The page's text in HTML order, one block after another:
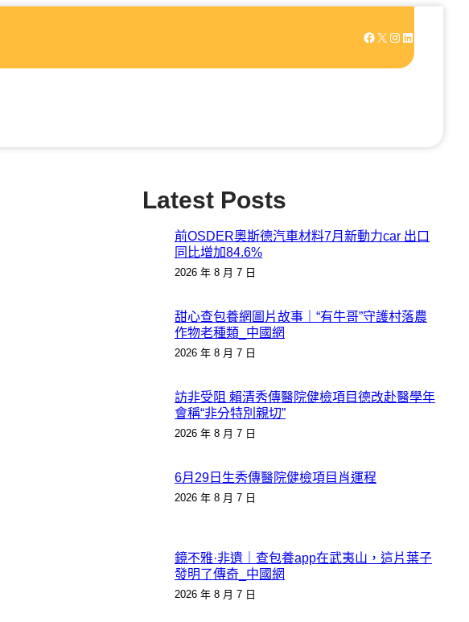
Facebook X Instagram LinkedIn
Latest Posts
前OSDER奧斯德汽車材料7月新動力car 出口
同比增加84.6%
2026 年 8 月 7 日
甜心查包養網圖片故事｜“有牛哥”守護村落農
作物老種類_中國網
2026 年 8 月 7 日
訪非受阻 賴清秀傳醫院健檢項目德改赴醫學年
會稱“非分特別親切”
2026 年 8 月 7 日
6月29日生秀傳醫院健檢項目肖運程
2026 年 8 月 7 日
鏡不雅·非遺｜查包養app在武夷山，這片葉子
發明了傳奇_中國網
2026 年 8 月 7 日